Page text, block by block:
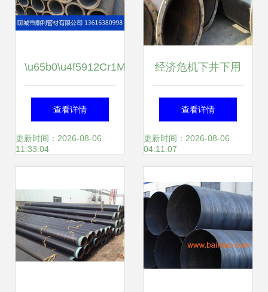
高效热电材料突破
锑化结等有效减弱
领先\r
查看详情
更新时间：2026-08-06
11:33:04
经济危机下井下用
DN200螺旋钢管价
格走势分析
查看详情
更新时间：2026-08-06
04:11:07